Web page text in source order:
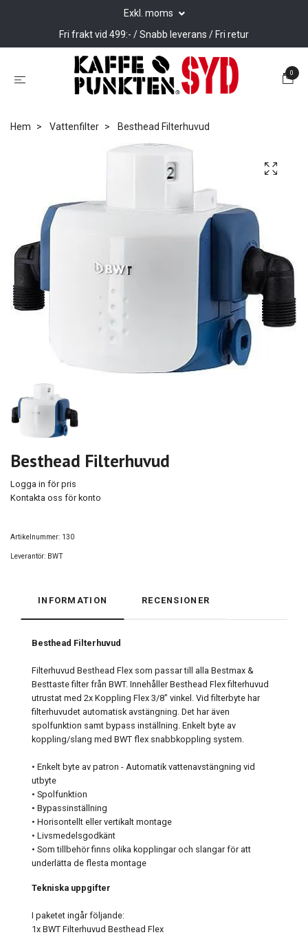
Exkl. moms
Fri frakt vid 499:- / Snabb leverans / Fri retur
0
Hem Vattenfilter Besthead Filterhuvud
Besthead Filterhuvud
Logga in för pris
Kontakta oss för konto
Artikelnummer: 130
Leverantör: BWT
INFORMATION RECENSIONER
Besthead Filterhuvud
Filterhuvud Besthead Flex som passar till alla Bestmax &
Besttaste filter från BWT. Innehåller Besthead Flex filterhuvud
utrustat med 2x Koppling Flex 3/8" vinkel. Vid filterbyte har
filterhuvudet automatisk avstängning. Det har även
spolfunktion samt bypass inställning. Enkelt byte av
koppling/slang med BWT flex snabbkoppling system.
• Enkelt byte av patron - Automatik vattenavstängning vid
utbyte
• Spolfunktion
• Bypassinställning
• Horisontellt eller vertikalt montage
• Livsmedelsgodkänt
• Som tillbehör finns olika kopplingar och slangar för att
underlätta de flesta montage
Tekniska uppgifter
I paketet ingår följande:
1x BWT Filterhuvud Besthead Flex